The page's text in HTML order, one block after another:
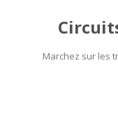
Marchez sur les